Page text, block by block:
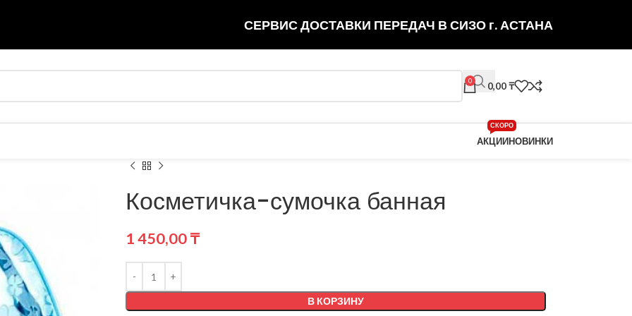
СЕРВИС ДОСТАВКИ ПЕРЕДАЧ В СИЗО г. АСТАНА
0 0,00₸
АКЦИИ
СКОРО
НОВИНКИ
Косметичка-сумочка банная
1 450,00₸
В КОРЗИНУ